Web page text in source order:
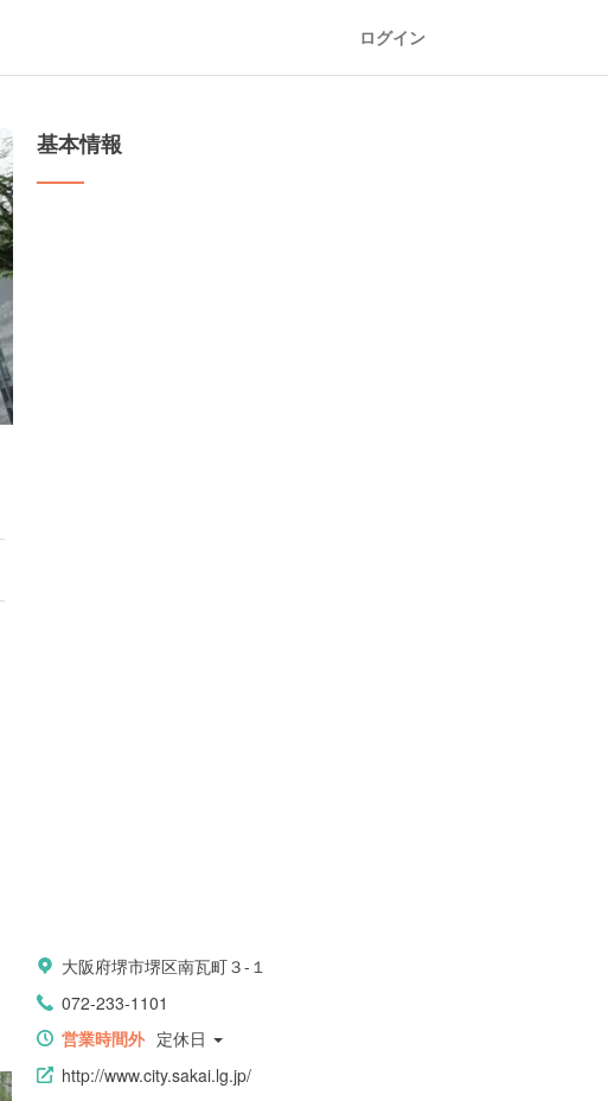
ログイン
基本情報
大阪府堺市堺区南瓦町３-１
072-233-1101
営業時間外 定休日
http://www.city.sakai.lg.jp/